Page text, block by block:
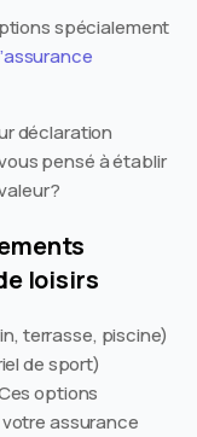
spécialement
déclaration
pensé à établir
loisirs
terrasse, piscine)
de sport)
options
assurance